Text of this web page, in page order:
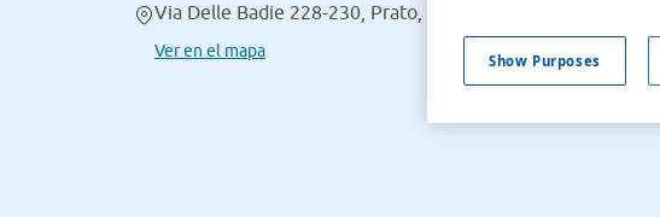
Via Delle Badie 228-230, Prato, Italia
Ver en el mapa
Show Purposes